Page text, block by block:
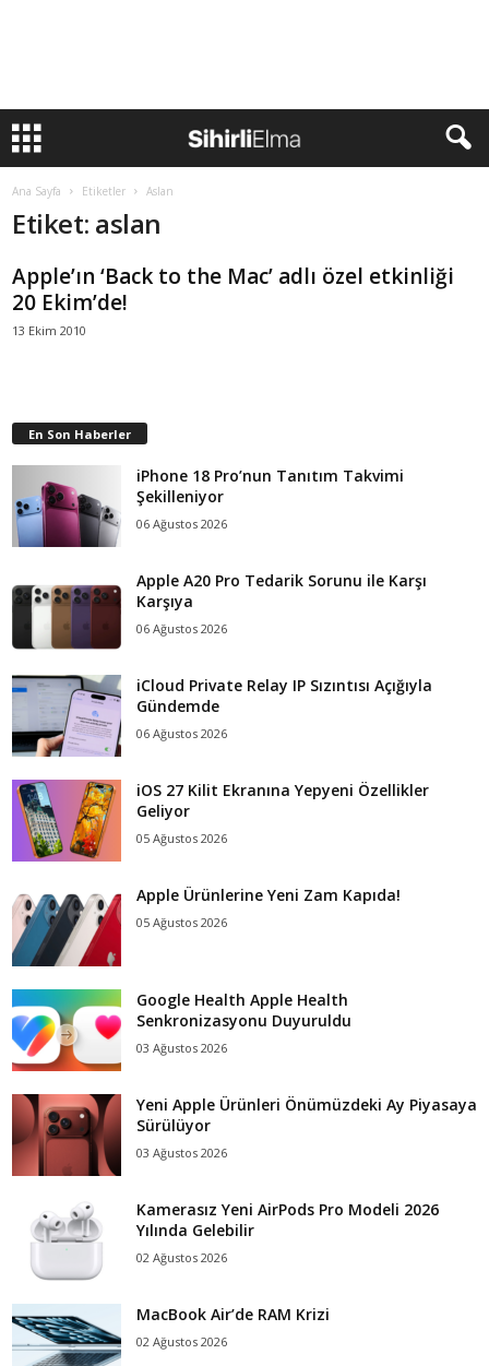
Ana Sayfa Etiketler Aslan
Etiket: aslan
Apple’ın ‘Back to the Mac’ adlı özel etkinliği
20 Ekim’de!
13 Ekim 2010
En Son Haberler
iPhone 18 Pro’nun Tanıtım Takvimi
Şekilleniyor
06 Ağustos 2026
Apple A20 Pro Tedarik Sorunu ile Karşı
Karşıya
06 Ağustos 2026
iCloud Private Relay IP Sızıntısı Açığıyla
Gündemde
06 Ağustos 2026
iOS 27 Kilit Ekranına Yepyeni Özellikler
Geliyor
05 Ağustos 2026
Apple Ürünlerine Yeni Zam Kapıda!
05 Ağustos 2026
Google Health Apple Health
Senkronizasyonu Duyuruldu
03 Ağustos 2026
Yeni Apple Ürünleri Önümüzdeki Ay Piyasaya
Sürülüyor
03 Ağustos 2026
Kamerasız Yeni AirPods Pro Modeli 2026
Yılında Gelebilir
02 Ağustos 2026
MacBook Air’de RAM Krizi
02 Ağustos 2026